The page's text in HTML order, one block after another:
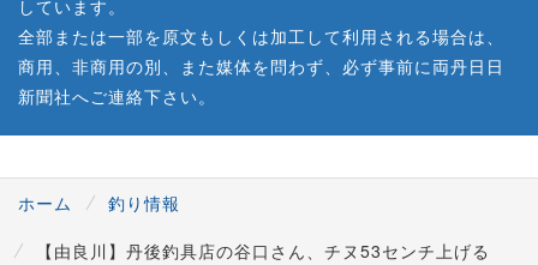
しています。
全部または一部を原文もしくは加工して利用される場合は、
商用、非商用の別、また媒体を問わず、必ず事前に両丹日日
新聞社へご連絡下さい。
ホーム
釣り情報
【由良川】丹後釣具店の谷口さん、チヌ53センチ上げる